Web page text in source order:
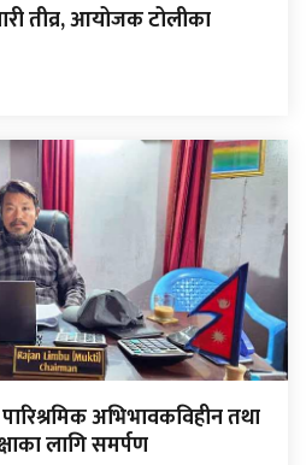
तीव्र, आयोजक टोलीका
अभिभावकविहीन तथा
लागि समर्पण